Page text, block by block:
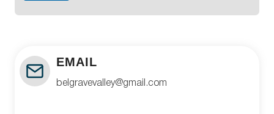
EMAIL
belgravevalley@gmail.com